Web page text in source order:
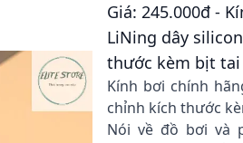
Giá: 245.000đ -
LiNing dây
thước kèm bịt tai
Kính bơi chính
chỉnh kích thước
Nói về đồ bơi và